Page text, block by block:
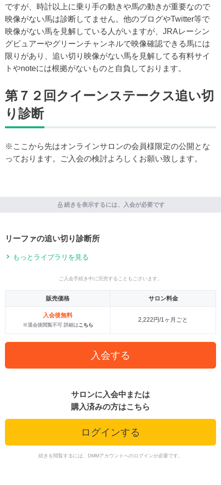
ですが、時計以上に乗り手の動きや馬の動きが重要なので
映像がない馬は診断してません。他のブログやTwitter等で
映像がない馬を見解している人がいますが、JRAレーシン
グビュアーやグリーンチャンネルで映像確認できる馬には
限りがあり、追い切り映像がない馬を見解してる有料サイ
トやnoteには根拠がないものと自負しております。
第７２回クイーンステークス追い切
り診断
※ここから先はオンラインサロンの会員様限定の公開とな
っております。ご入会の検討よろしくお願い致します。
続きを表示するには、入会が必要です
リーファの追い切り診断所
もっとライブラリを見る
ご入会手続き中に完売することもございます。
販売価格 サロン料金
入会後無料
※退会後閲覧不可 詳細はこちら
2,222円/1ヶ月ごと
入会する
サロンに入会中または
購入済みの方はこちら
ログインする
続きを閲覧するには、DMMアカウントへのログインが必要です。